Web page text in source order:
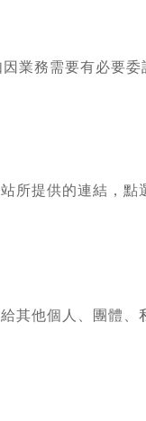
業務需要有必要
所提供的連結，
他個人、團體